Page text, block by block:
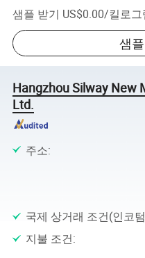
샘플 받기 US$0.00/킬로그
샘
Hangzhou Silway New
Ltd.
주소:
국제 상거래 조건(인코
지불 조건: